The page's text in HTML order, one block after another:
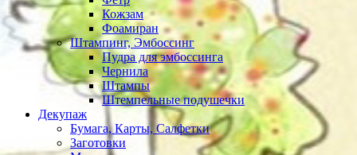
Кожзам
Фоамиран
Штампинг, Эмбоссинг
Пудра для эмбоссинга
Чернила
Штампы
Штемпельные подушечки
Декупаж
Бумага, Карты, Салфетки
Заготовки